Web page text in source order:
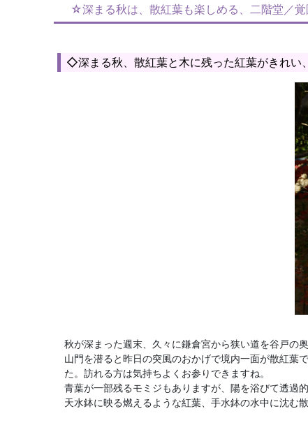
☆深まる秋は、散紅葉も楽しめる、二階堂／覚
◇深まる秋、散紅葉と木に残った紅葉がきれい
秋が深まった週末、久々に鎌倉宮から狭い道を谷戸の
山門を潜ると昨日の突風のおかげで境内一面が散紅葉
た。訪れる方は気持ちよくお参りできますね。
青葉が一部残るモミジもありますが、陽を浴びて透過
天水鉢に映る燃えるような紅葉、手水鉢の水中に沈む